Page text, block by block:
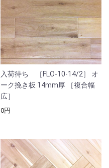
入荷待ち ［FLO-10-14/2］ オ
ーク挽き板 14mm厚 ［複合幅
広］
0円